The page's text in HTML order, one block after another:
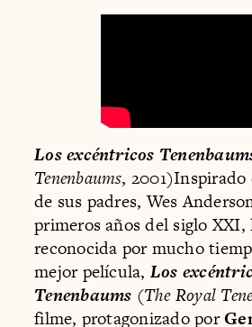
Los excéntricos
Tenenbaums,
de sus padres, Wes
primeros años del siglo XXI,
reconocida por mucho
mejor película, Los
Tenenbaums (The Royal
filme, protagonizado por